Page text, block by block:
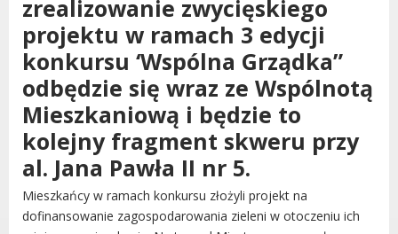
Luboniu
RADA MIASTA LUBOŃ
Portal Mieszkańca. Aktualne informacje
Radni Rady Miasta Luboń
Sesja Rady Miasta
Harmonogram dyżurów radnych
Komisje Rady Miasta Luboń
zrealizowanie zwycięskiego
projektu w ramach 3 edycji
konkursu ‘Wspólna Grządka”
odbędzie się wraz ze Wspólnotą
Mieszkaniową i będzie to
kolejny fragment skweru przy
al. Jana Pawła II nr 5.
Mieszkańcy w ramach konkursu złożyli projekt na
dofinansowanie zagospodarowania zieleni w otoczeniu ich